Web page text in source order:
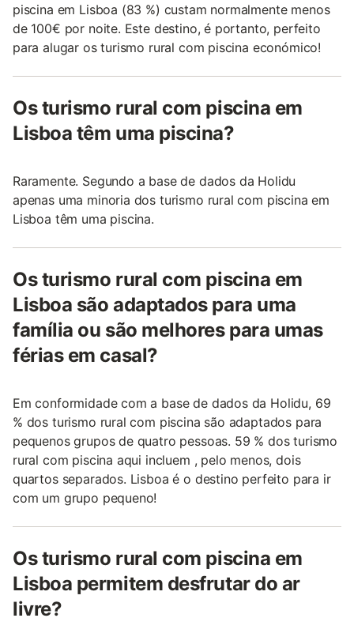
piscina em Lisboa (83 %) custam normalmente menos
de 100€ por noite. Este destino, é portanto, perfeito
para alugar os turismo rural com piscina económico!
Os turismo rural com piscina em
Lisboa têm uma piscina?
Raramente. Segundo a base de dados da Holidu
apenas uma minoria dos turismo rural com piscina em
Lisboa têm uma piscina.
Os turismo rural com piscina em
Lisboa são adaptados para uma
família ou são melhores para umas
férias em casal?
Em conformidade com a base de dados da Holidu, 69
% dos turismo rural com piscina são adaptados para
pequenos grupos de quatro pessoas. 59 % dos turismo
rural com piscina aqui incluem , pelo menos, dois
quartos separados. Lisboa é o destino perfeito para ir
com um grupo pequeno!
Os turismo rural com piscina em
Lisboa permitem desfrutar do ar
livre?